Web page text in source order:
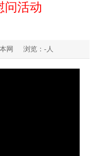
问活动
网 浏览： - 人